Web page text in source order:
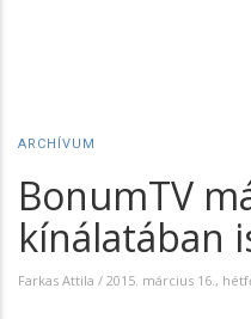
ARCHÍVUM
BonumTV
kínálatában
Farkas Attila / 2015. március 16.,